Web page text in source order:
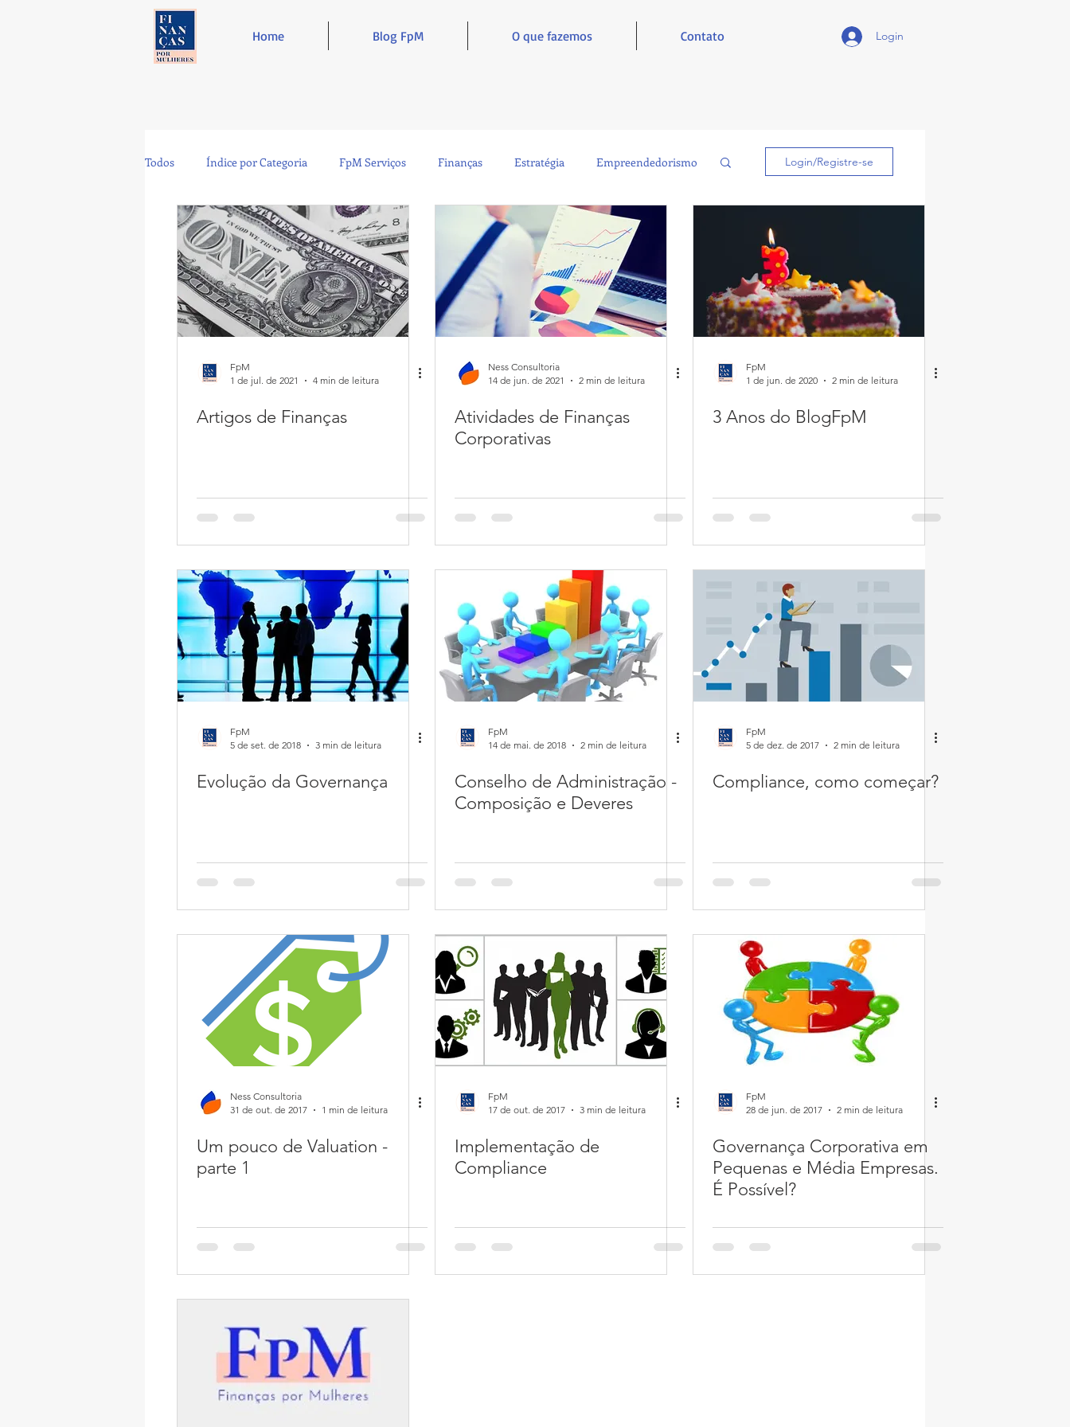
Home Blog FpM O que fazemos Contato Login
Todos Índice por Categoria FpM Serviços Finanças Estratégia Empreendedorismo
Tecnologia Controladoria Sustentabilidade Administração Inclusão e Inspiração
Café e Amigos Top 12
Login/Registre-se
FpM
1 de jul. de 2021
4 min de leitura
Artigos de Finanças
Ness Consultoria
14 de jun. de 2021
2 min de leitura
Atividades de Finanças
Corporativas
FpM
1 de jun. de 2020
2 min de leitura
3 Anos do BlogFpM
FpM
5 de set. de 2018
3 min de leitura
Evolução da Governança
FpM
14 de mai. de 2018
2 min de leitura
Conselho de Administração -
Composição e Deveres
FpM
5 de dez. de 2017
2 min de leitura
Compliance, como começar?
Ness Consultoria
31 de out. de 2017
1 min de leitura
Um pouco de Valuation -
parte 1
FpM
17 de out. de 2017
3 min de leitura
Implementação de
Compliance
FpM
28 de jun. de 2017
2 min de leitura
Governança Corporativa em
Pequenas e Média Empresas.
É Possível?